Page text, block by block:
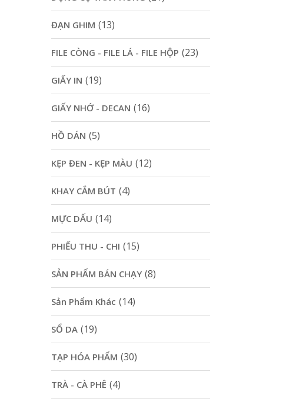
ĐẠN GHIM (13)
FILE CÒNG - FILE LÁ - FILE HỘP (23)
GIẤY IN (19)
GIẤY NHỚ - DECAN (16)
HỒ DÁN (5)
KẸP ĐEN - KẸP MÀU (12)
KHAY CẮM BÚT (4)
MỰC DẤU (14)
PHIẾU THU - CHI (15)
SẢN PHẨM BÁN CHẠY (8)
Sản Phẩm Khác (14)
SỔ DA (19)
TẠP HÓA PHẨM (30)
TRÀ - CÀ PHÊ (4)